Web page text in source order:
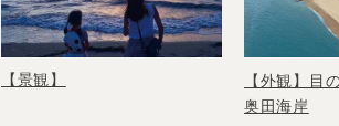
【景観】
【外観】目
奥田海岸